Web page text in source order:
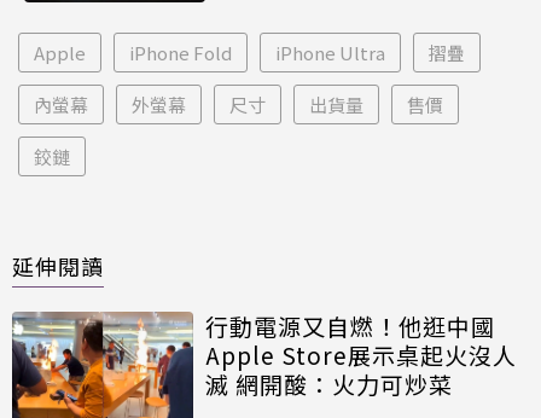
Apple iPhone Fold iPhone Ultra 摺疊
內螢幕 外螢幕 尺寸 出貨量 售價
鉸鏈
延伸閱讀
行動電源又自燃！他逛中國
Apple Store展示桌起火沒人
滅 網開酸：火力可炒菜